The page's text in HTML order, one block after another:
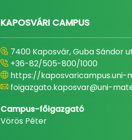
KAPOSVÁRI CAMPUS
7400 Kaposvár, Guba Sándor
+36-82/505-800/1000
https://kaposvaricampus.uni-
foigazgato.kaposvar@uni-
Campus-főigazgató
Vörös Péter